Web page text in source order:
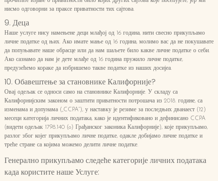
нисмо одговорни за праксе приватности тих сајтова.
9. Деца
Наше услуге нису намењене деци млађој од 16 година, нити свесно прикупљамо
личне податке од њих. Ако имате мање од 16 година, молимо вас да не покушавате
да попуњавате наше обрасце или да нам шаљете било какве личне податке о себи.
Ако сазнамо да нам је дете млађе од 16 година пружило личне податке,
предузећемо кораке да избришемо такве податке из наших досијеа.
10. Обавештење за становнике Калифорније?
Овај одељак се односи само на становнике Калифорније. У складу са
Калифорнијским законом о заштити приватности потрошача из 2018. године, са
изменама и допунама („CCPA“), у наставку је резиме за последњих дванаест (12)
месеци категорија личних података, како је идентификовано и дефинисано CCPA
(видети одељак 1798.140 (o) Грађанског законика Калифорније), које прикупљамо,
разлог због којег прикупљамо личне податке, одакле добијамо личне податке и
треће стране са којима можемо делити личне податке.
Генерално прикупљамо следеће категорије личних података
када користите наше Услуге: